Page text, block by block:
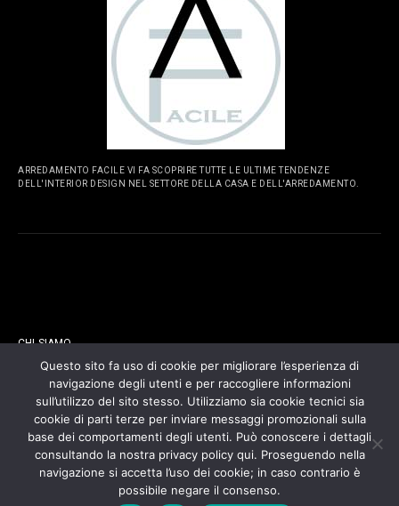
ARREDAMENTO FACILE VI FA SCOPRIRE TUTTE LE ULTIME TENDENZE
DELL'INTERIOR DESIGN NEL SETTORE DELLA CASA E DELL'ARREDAMENTO.
CHI SIAMO
CONTATTI
COOKIES POLICY
PRIVACY POLICY
Questo sito fa uso di cookie per migliorare l’esperienza di
navigazione degli utenti e per raccogliere informazioni
sull’utilizzo del sito stesso. Utilizziamo sia cookie tecnici sia
cookie di parti terze per inviare messaggi promozionali sulla
base dei comportamenti degli utenti. Può conoscere i dettagli
consultando la nostra privacy policy qui. Proseguendo nella
navigazione si accetta l’uso dei cookie; in caso contrario è
possibile negare il consenso.